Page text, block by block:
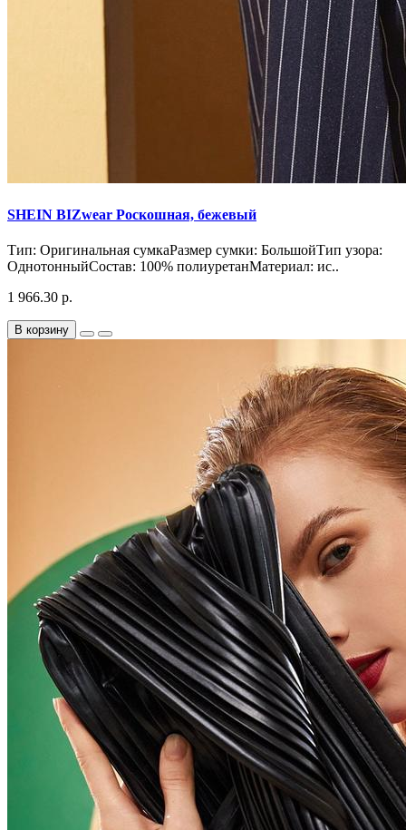
SHEIN BIZwear Роскошная, бежевый
Тип: Оригинальная сумкаРазмер сумки: БольшойТип узора:
ОднотонныйСостав: 100% полиуретанМатериал: ис..
1 966.30 р.
В корзину